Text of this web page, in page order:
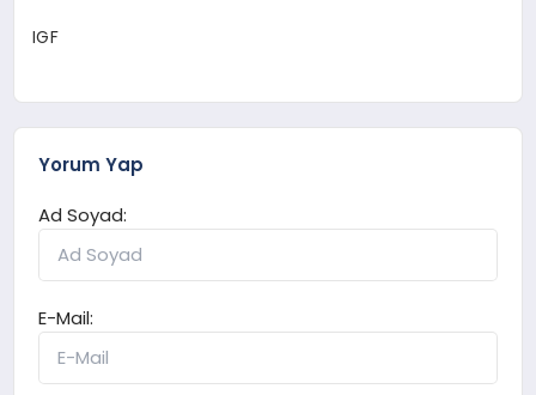
IGF
Yorum Yap
Ad Soyad:
E-Mail: